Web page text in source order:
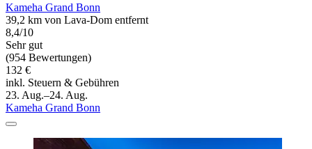
Kameha Grand Bonn
39,2 km von Lava-Dom entfernt
8,4/10
Sehr gut
(954 Bewertungen)
132 €
inkl. Steuern & Gebühren
23. Aug.–24. Aug.
Kameha Grand Bonn